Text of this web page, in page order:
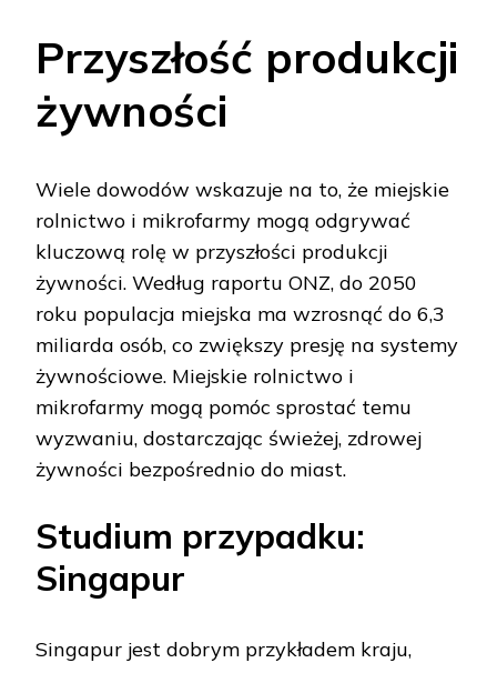
Przyszłość produkcji
żywności
Wiele dowodów wskazuje na to, że miejskie
rolnictwo i mikrofarmy mogą odgrywać
kluczową rolę w przyszłości produkcji
żywności. Według raportu ONZ, do 2050
roku populacja miejska ma wzrosnąć do 6,3
miliarda osób, co zwiększy presję na systemy
żywnościowe. Miejskie rolnictwo i
mikrofarmy mogą pomóc sprostać temu
wyzwaniu, dostarczając świeżej, zdrowej
żywności bezpośrednio do miast.
Studium przypadku:
Singapur
Singapur jest dobrym przykładem kraju,